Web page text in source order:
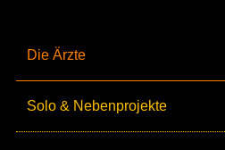
Die Ärzte
Solo & Nebenprojekte